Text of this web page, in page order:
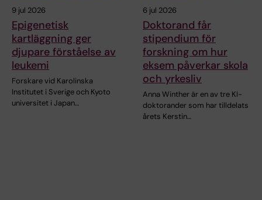
9 jul 2026
Epigenetisk
kartläggning ger
djupare förståelse av
leukemi
Forskare vid Karolinska
Institutet i Sverige och Kyoto
universitet i Japan…
6 jul 2026
Doktorand får
stipendium för
forskning om hur
eksem påverkar skola
och yrkesliv
Anna Winther är en av tre KI-
doktorander som har tilldelats
årets Kerstin…